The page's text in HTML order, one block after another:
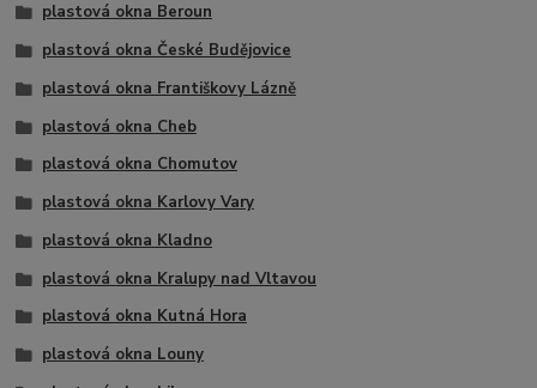
plastová okna Beroun
plastová okna České Budějovice
plastová okna Františkovy Lázně
plastová okna Cheb
plastová okna Chomutov
plastová okna Karlovy Vary
plastová okna Kladno
plastová okna Kralupy nad Vltavou
plastová okna Kutná Hora
plastová okna Louny